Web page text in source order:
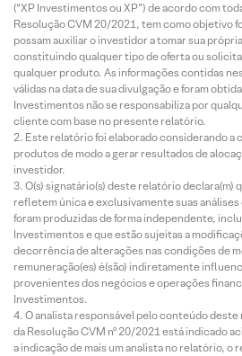
(“XP Investimentos ou XP”) de acordo com
Resolução CVM 20/2021, tem como objetivo
possam auxiliar o investidor a tomar sua
constituindo qualquer tipo de oferta ou
qualquer produto. As informações contidas
válidas na data de sua divulgação e foram
Investimentos não se responsabiliza por
cliente com base no presente relatório.
Este relatório foi elaborado considerando a
produtos de modo a gerar resultados de
investidor.
O(s) signatário(s) deste relatório declara(m)
refletem única e exclusivamente suas
foram produzidas de forma independente,
Investimentos e que estão sujeitas a
decorrência de alterações nas condições de
remuneração(es) é(são) indiretamente
provenientes dos negócios e operações
Investimentos.
O analista responsável pelo conteúdo
da Resolução CVM nº 20/2021 está indicado
a indicação de mais um analista no relatório, o